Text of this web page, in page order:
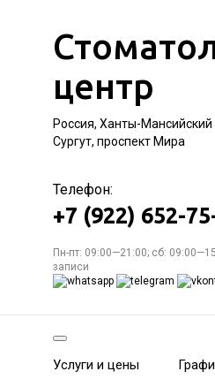
центр
Россия, Ханты-
Сургут, проспект Мира
Телефон:
+7 (922) 652-
Пн-пт: 09:00—21:00; сб:
записи
Услуги и цены